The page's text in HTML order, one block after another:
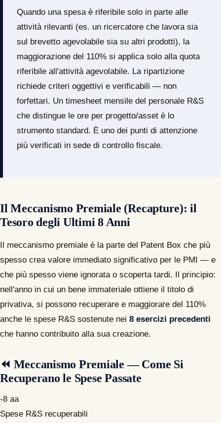
Quando una spesa è riferibile solo in parte alle
attività rilevanti (es. un ricercatore che lavora sia
sul brevetto agevolabile sia su altri prodotti), la
maggiorazione del 110% si applica solo alla quota
riferibile all'attività agevolabile. La ripartizione
richiede criteri oggettivi e verificabili — non
forfettari. Un timesheet mensile del personale R&S
che distingue le ore per progetto/asset è lo
strumento standard. È uno dei punti di attenzione
più verificati in sede di controllo fiscale.
Il Meccanismo Premiale (Recapture): il
Tesoro degli Ultimi 8 Anni
Il meccanismo premiale è la parte del Patent Box che più
spesso crea valore immediato significativo per le PMI — e
che più spesso viene ignorata o scoperta tardi. Il principio:
nell'anno in cui un bene immateriale ottiene il titolo di
privativa, si possono recuperare e maggiorare del 110%
anche le spese R&S sostenute nei 8 esercizi precedenti
che hanno contribuito alla sua creazione.
⏪ Meccanismo Premiale — Come Si
Recuperano le Spese Passate
-8 aa
Spese R&S recuperabili